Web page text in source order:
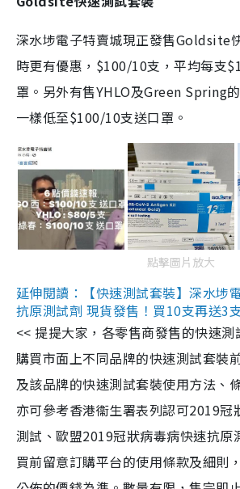
深水埗電子特賣城現正發售Goldsite
時更有優惠，$100/10支，平均每支
罩。另外有售YHLO及Green Spring
一樣低至$100/10支送口罩。
點擊圖片放大
延伸閱讀：【快速測試套裝】深水埗
抗原測試劑 現貨發售！買10支再送3
<< 提提大家，各零售商發售的快速測
購買市面上不同品牌的快速測試套裝
及該品牌的快速測試套裝使用方法、
亦可參考香港衞生署表列認可2019冠
測試、歐盟2019冠狀病毒病快速抗原
買前留意訂購平台的使用條款及細則